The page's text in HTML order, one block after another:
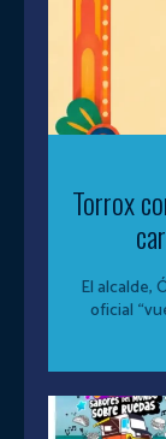
Torrox
El alcalde,
oficial